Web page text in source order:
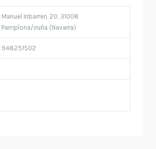
Manuel Iribarren, 20, 31008
Pamplona/iruña (Navarra)
948251502